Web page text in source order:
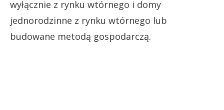
wyłącznie z rynku wtórnego i domy
jednorodzinne z rynku wtórnego lub
budowane metodą gospodarczą.